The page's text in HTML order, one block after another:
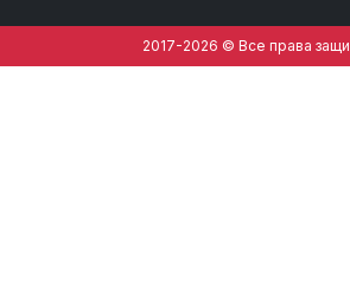
2017-2026 © Все права